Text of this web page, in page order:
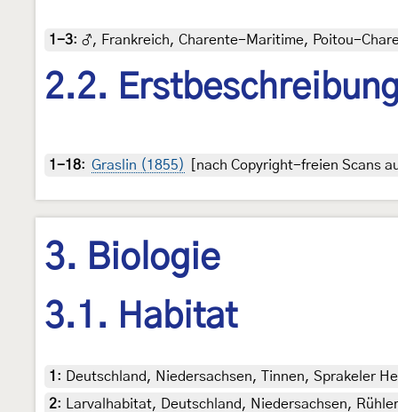
1-3: ♂, Frankreich, Charente-Maritime, Poitou-
2.2.
1-18: Graslin (1855) [nach Copyright-freien Scans
3. Biologie
3.1. Habitat
1 : Deutschland, Niedersachsen, Tinnen, Sprakeler
2:
Larvalhabitat, Deutschland, Niedersachsen,